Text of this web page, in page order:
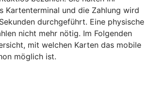
Kartenterminal und die Zahlung wird
durchgeführt. Eine physische
nicht mehr nötig. Im Folgenden
mit welchen Karten das mobile
möglich ist.